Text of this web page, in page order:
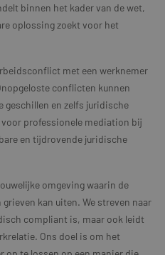
binnen het kader van de wet,
oplossing zoekt voor het
met een werknemer
conflicten kunnen
geschillen en zelfs juridische
professionele mediation bij
en tijdrovende juridische
omgeving waarin de
kan uiten. We streven naar
compliant is, maar ook leidt
Ons doel is om het